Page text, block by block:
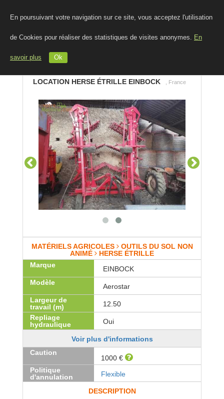
En poursuivant votre navigation sur ce site, vous acceptez l'utilisation
de Cookies pour réaliser des statistiques de visites anonymes. En
savoir plus Ok
LOCATION HERSE ÉTRILLE EINBOCK , France
MATÉRIELS AGRICOLES OUTILS DU SOL NON
ANIMÉ
HERSE ÉTRILLE
Marque
EINBOCK
Modèle
Aerostar
Largeur de
travail (m)
12.50
Repliage
hydraulique
Oui
Voir plus d'informations
Caution
1000 €
Politique
d'annulation
Flexible
DESCRIPTION